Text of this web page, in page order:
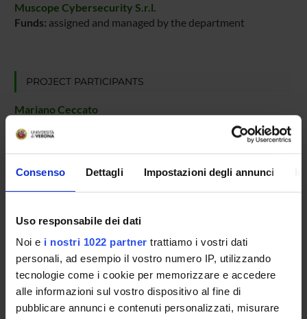
Consenso Dettagli Impostazioni degli annunci
Uso responsabile dei dati
Noi e i nostri 1022 partner trattiamo i vostri dati
personali, ad esempio il vostro numero IP, utilizzando
tecnologie come i cookie per memorizzare e accedere
alle informazioni sul vostro dispositivo al fine di
pubblicare annunci e contenuti personalizzati, misurare
Muscope Cybersecurity S.r.l.
Funds: assigned and managed by the department
PROJECT PARTICIPANTS
Mariano Ceccato
Michele Pasqua
RESEARCH AREAS INVOLVED IN THE PROJECT
Sicurezza informatica
Formal methods and theory of security